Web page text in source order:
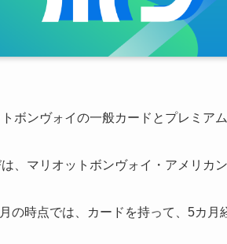
ボンヴォイの一般カードとプレミア
、マリオットボンヴォイ・アメリカ
の時点では、カードを持って、5カ月